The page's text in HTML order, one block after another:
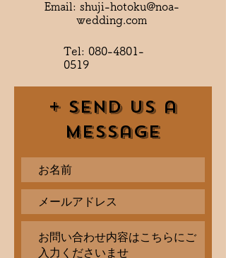
Email: shuji-hotoku@noa-
wedding.com
Tel: 080-4801-
0519
+ Send Us a
Message